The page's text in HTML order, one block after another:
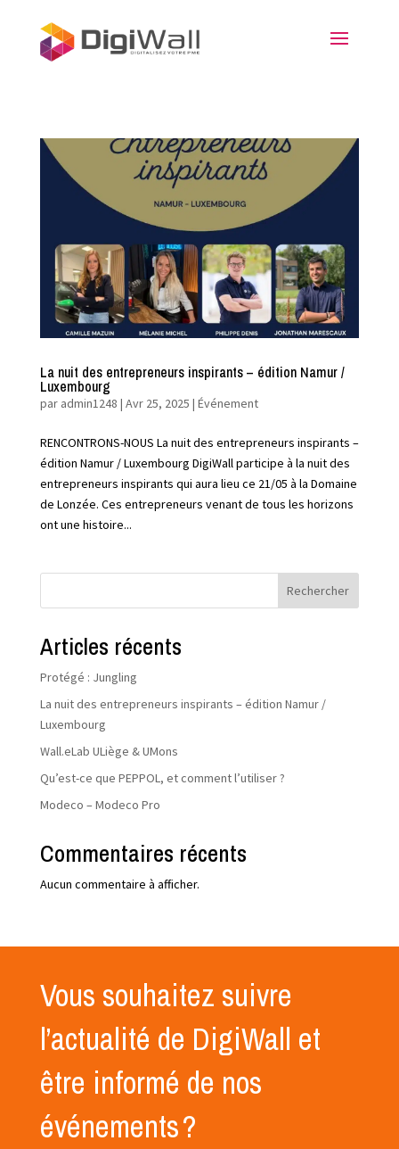
La nuit des entrepreneurs inspirants – édition Namur /
Luxembourg
par admin1248 | Avr 25, 2025 | Événement
RENCONTRONS-NOUS La nuit des entrepreneurs inspirants –
édition Namur / Luxembourg DigiWall participe à la nuit des
entrepreneurs inspirants qui aura lieu ce 21/05 à la Domaine
de Lonzée. Ces entrepreneurs venant de tous les horizons
ont une histoire...
Rechercher
Articles récents
Protégé : Jungling
La nuit des entrepreneurs inspirants – édition Namur /
Luxembourg
Wall.eLab ULiège & UMons
Qu’est-ce que PEPPOL, et comment l’utiliser ?
Modeco – Modeco Pro
Commentaires récents
Aucun commentaire à afficher.
Vous souhaitez suivre
l’actualité de DigiWall et
être informé de nos
événements ?